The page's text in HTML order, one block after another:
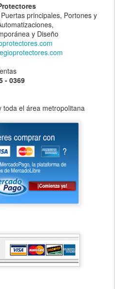
principales, Portones y
y Diseño
- 0369
el área metropolitana